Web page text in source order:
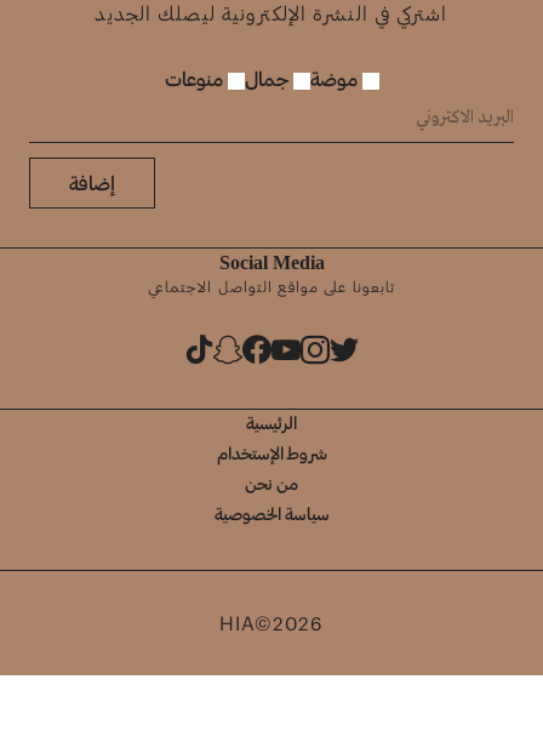
اشتركي في النشرة الإلكترونية ليصلك الجديد
موضة جمال منوعات
إضافة
Social Media
تابعونا على مواقع التواصل الاجتماعي
الرئيسية
شروط الإستخدام
من نحن
سياسة الخصوصية
HIA©2026